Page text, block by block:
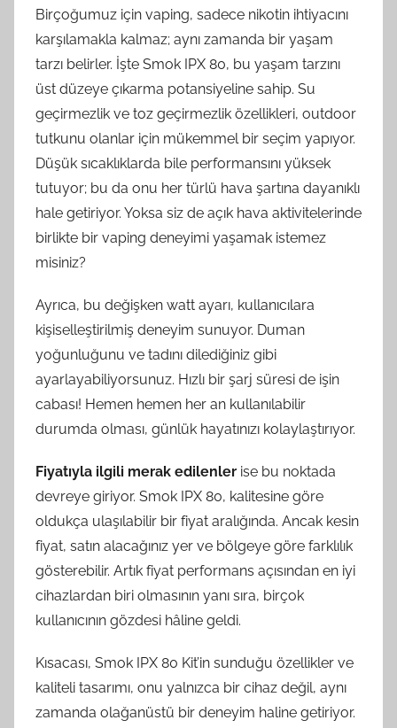
Birçoğumuz için vaping, sadece nikotin ihtiyacını
karşılamakla kalmaz; aynı zamanda bir yaşam
tarzı belirler. İşte Smok IPX 80, bu yaşam tarzını
üst düzeye çıkarma potansiyeline sahip. Su
geçirmezlik ve toz geçirmezlik özellikleri, outdoor
tutkunu olanlar için mükemmel bir seçim yapıyor.
Düşük sıcaklıklarda bile performansını yüksek
tutuyor; bu da onu her türlü hava şartına dayanıklı
hale getiriyor. Yoksa siz de açık hava aktivitelerinde
birlikte bir vaping deneyimi yaşamak istemez
misiniz?
Ayrıca, bu değişken watt ayarı, kullanıcılara
kişiselleştirilmiş deneyim sunuyor. Duman
yoğunluğunu ve tadını dilediğiniz gibi
ayarlayabiliyorsunuz. Hızlı bir şarj süresi de işin
cabası! Hemen hemen her an kullanılabilir
durumda olması, günlük hayatınızı kolaylaştırıyor.
Fiyatıyla ilgili merak edilenler ise bu noktada
devreye giriyor. Smok IPX 80, kalitesine göre
oldukça ulaşılabilir bir fiyat aralığında. Ancak kesin
fiyat, satın alacağınız yer ve bölgeye göre farklılık
gösterebilir. Artık fiyat performans açısından en iyi
cihazlardan biri olmasının yanı sıra, birçok
kullanıcının gözdesi hâline geldi.
Kısacası, Smok IPX 80 Kit’in sunduğu özellikler ve
kaliteli tasarımı, onu yalnızca bir cihaz değil, aynı
zamanda olağanüstü bir deneyim haline getiriyor.